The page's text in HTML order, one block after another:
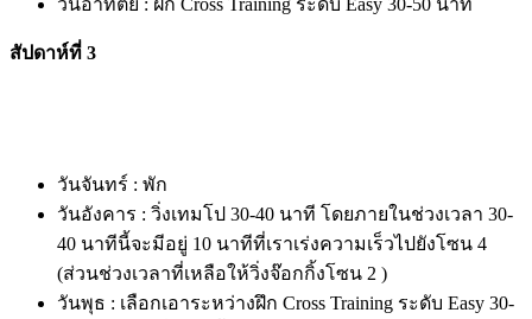
วันอาทิตย์ : ฝึก Cross Training ระดับ Easy 30-50 นาที
สัปดาห์ที่ 3
วันจันทร์ : พัก
วันอังคาร : วิ่งเทมโป 30-40 นาที โดยภายในช่วงเวลา 30-
40 นาทีนี้จะมีอยู่ 10 นาทีที่เราเร่งความเร็วไปยังโซน 4
(ส่วนช่วงเวลาที่เหลือให้วิ่งจ๊อกกิ้งโซน 2 )
วันพุธ : เลือกเอาระหว่างฝึก Cross Training ระดับ Easy 30-